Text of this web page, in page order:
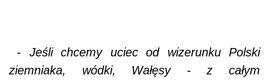
- Jeśli chcemy uciec od wizerunku Polski
ziemniaka, wódki, Wałęsy - z całym